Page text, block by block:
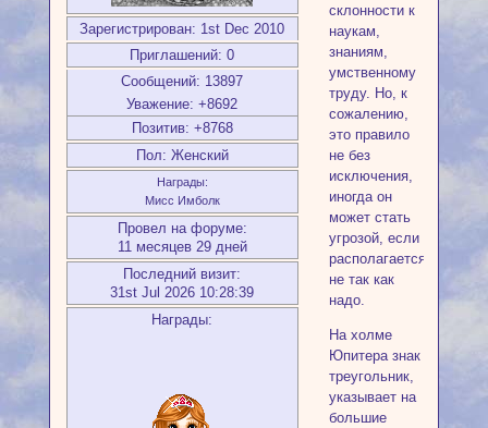
Зарегистрирован: 1st Dec 2010
Приглашений: 0
Сообщений: 13897
Уважение: +8692
Позитив: +8768
Пол: Женский
Награды:
Мисс Имболк
Провел на форуме:
11 месяцев 29 дней
Последний визит:
31st Jul 2026 10:28:39
Награды:
склонности к
наукам,
знаниям,
умственному
труду. Но, к
сожалению,
это правило
не без
исключения,
иногда он
может стать
угрозой, если
располагается
не так как
надо.
На холме
Юпитера знак
треугольник,
указывает на
большие